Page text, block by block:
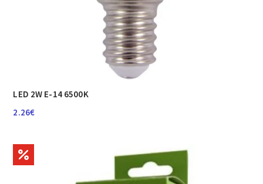
LED 2W E-14 6500K
2.26€